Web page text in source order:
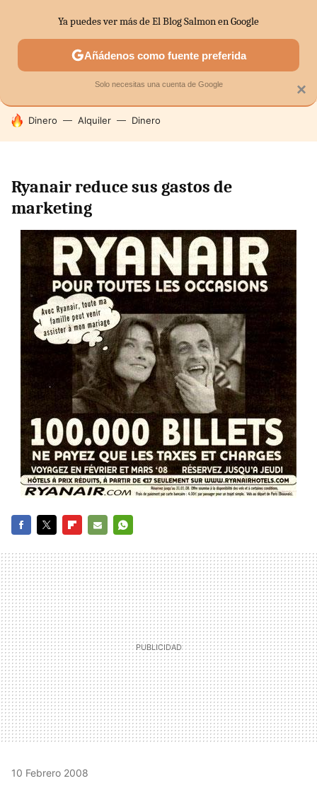
SECTORES ECONOMÍA DOMÉSTICA MERCADOS
HOY SE HABLA DE
Dinero Alquiler Dinero
Ryanair reduce sus gastos de
marketing
MAIL
10 Febrero 2008
×
Ya puedes ver más de El Blog Salmon en Google
Añádenos como fuente preferida
Solo necesitas una cuenta de Google